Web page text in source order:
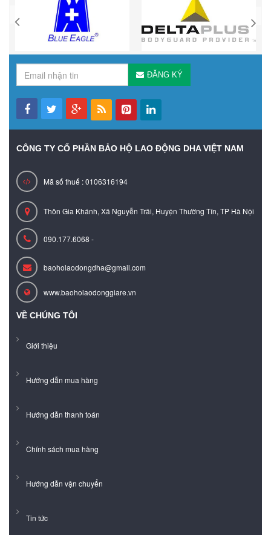
ĐĂNG KÝ
CÔNG TY CỔ PHẦN BẢO HỘ LAO ĐỘNG DHA VIỆT NAM
Mã số thuế : 0106316194
Thôn Gia Khánh, Xã Nguyễn Trãi, Huyện Thường Tín, TP Hà Nội
090.177.6068 -
baoholaodongdha@gmail.com
www.baoholaodonggiare.vn
VỀ CHÚNG TÔI
Giới thiệu
Hướng dẫn mua hàng
Hướng dẫn thanh toán
Chính sách mua hàng
Hướng dẫn vận chuyển
Tin tức